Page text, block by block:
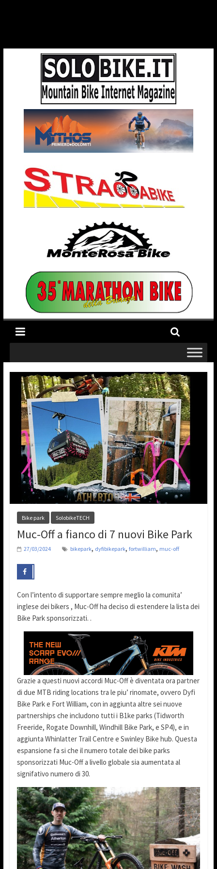
Bike park SolobikeTECH
Muc-Off a fianco di 7 nuovi Bike Park
27/03/2024 bikepark, dyfibikepark, fortwilliam, muc-off
Con l’intento di supportare sempre meglio la comunita’
inglese dei bikers , Muc-Off ha deciso di estendere la lista dei
Bike Park sponsorizzati. .
Grazie a questi nuovi accordi Muc-Off è diventata ora partner
di due MTB riding locations tra le piu’ rinomate, ovvero Dyfi
Bike Park e Fort William, con in aggiunta altre sei nuove
partnerships che includono tutti i B1ke parks (Tidworth
Freeride, Rogate Downhill, Windhill Bike Park, e SP4), e in
aggiunta Whinlatter Trail Centre e Swinley Bike hub. Questa
espansione fa si che il numero totale dei bike parks
sponsorizzati Muc-Off a livello globale sia aumentata al
signifativo numero di 30.